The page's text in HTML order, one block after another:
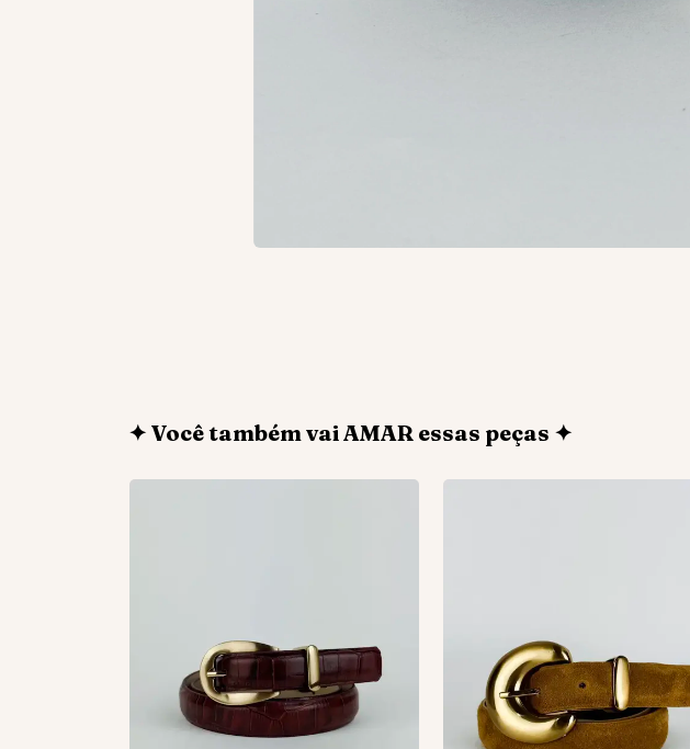
✦ Você também vai AMAR essas peças ✦